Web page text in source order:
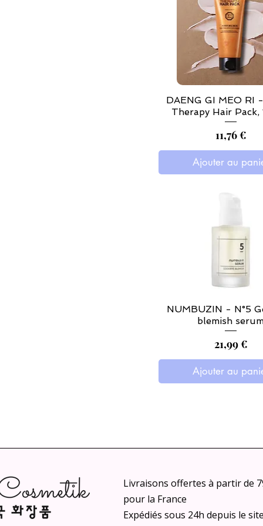
DAENG GI MEO RI
Therapy Hair Pack,
Prix
11,76 €
Ajouter au
NUMBUZIN - N°5
blemish
Prix
21,99 €
Ajouter au
Livraisons offertes à partir de
pour la France
Expédiés sous 24h depuis le